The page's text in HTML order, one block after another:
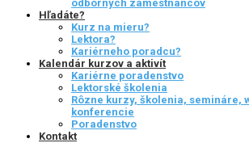
odborných zamestnancov
Hľadáte?
Kurz na mieru?
Lektora?
Kariérneho poradcu?
Kalendár kurzov a aktivít
Kariérne poradenstvo
Lektorské školenia
Rôzne kurzy, školenia, semináre,
konferencie
Poradenstvo
Kontakt